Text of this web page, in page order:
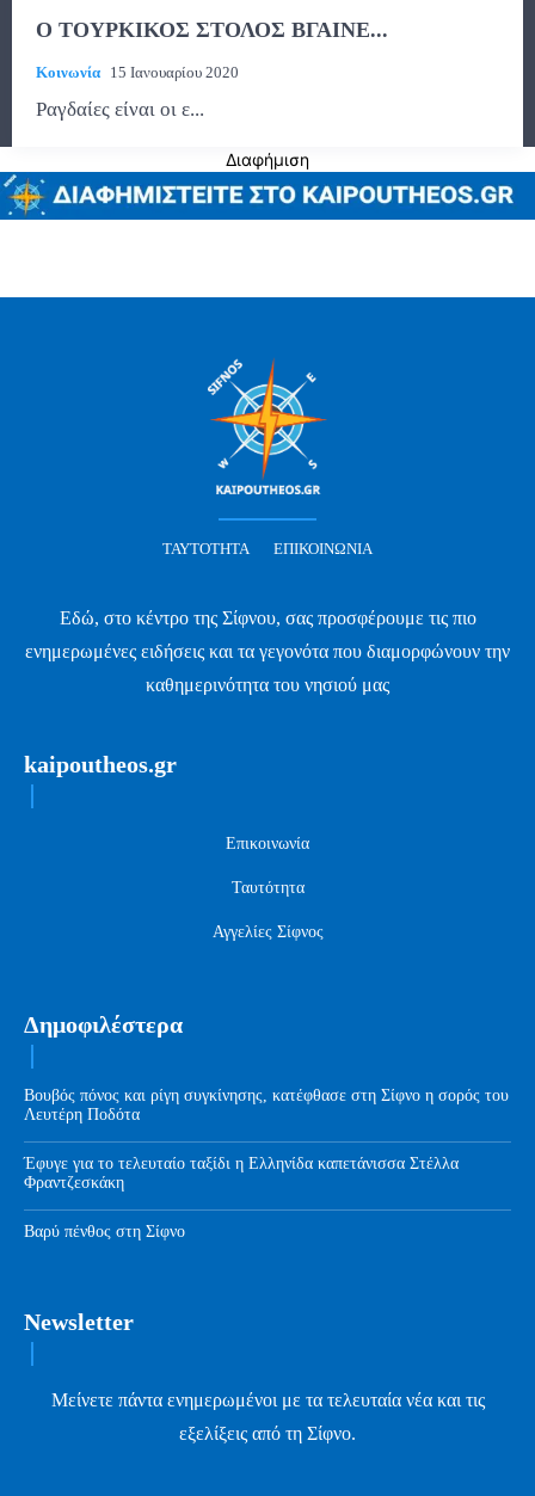
Ο ΤΟΥΡΚΙΚΟΣ ΣΤΟΛΟΣ ΒΓΑΙΝΕ...
Κοινωνία 15 Ιανουαρίου 2020
Ραγδαίες είναι οι ε...
Διαφήμιση
ΤΑΥΤΌΤΗΤΑ ΕΠΙΚΟΙΝΩΝΊΑ
Εδώ, στο κέντρο της Σίφνου, σας προσφέρουμε τις πιο
ενημερωμένες ειδήσεις και τα γεγονότα που διαμορφώνουν την
καθημερινότητα του νησιού μας
kaipoutheos.gr
Επικοινωνία
Ταυτότητα
Αγγελίες Σίφνος
Δημοφιλέστερα
Βουβός πόνος και ρίγη συγκίνησης, κατέφθασε στη Σίφνο η σορός του
Λευτέρη Ποδότα
Έφυγε για το τελευταίο ταξίδι η Ελληνίδα καπετάνισσα Στέλλα
Φραντζεσκάκη
Βαρύ πένθος στη Σίφνο
Newsletter
Μείνετε πάντα ενημερωμένοι με τα τελευταία νέα και τις
εξελίξεις από τη Σίφνο.